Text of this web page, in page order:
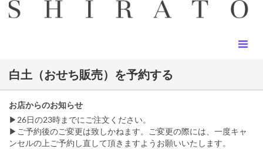
白土（おせち販売）を予約する
お店からのお知らせ
▶26日の23時までにご注文ください。
▶ご予約後のご変更は致しかねます。ご変更の際には、一度キャ
ンセルの上ご予約し直して頂きますようお願いいたします。